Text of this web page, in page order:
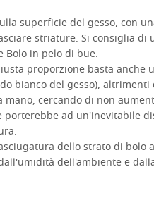
superficie del gesso, con
striature. Si consiglia di
Bolo in pelo di bue.
proporzione basta anche
bianco del gesso), altrimenti
mano, cercando di non
porterebbe ad un'inevitabile
dello strato di bolo
dell'ambiente e